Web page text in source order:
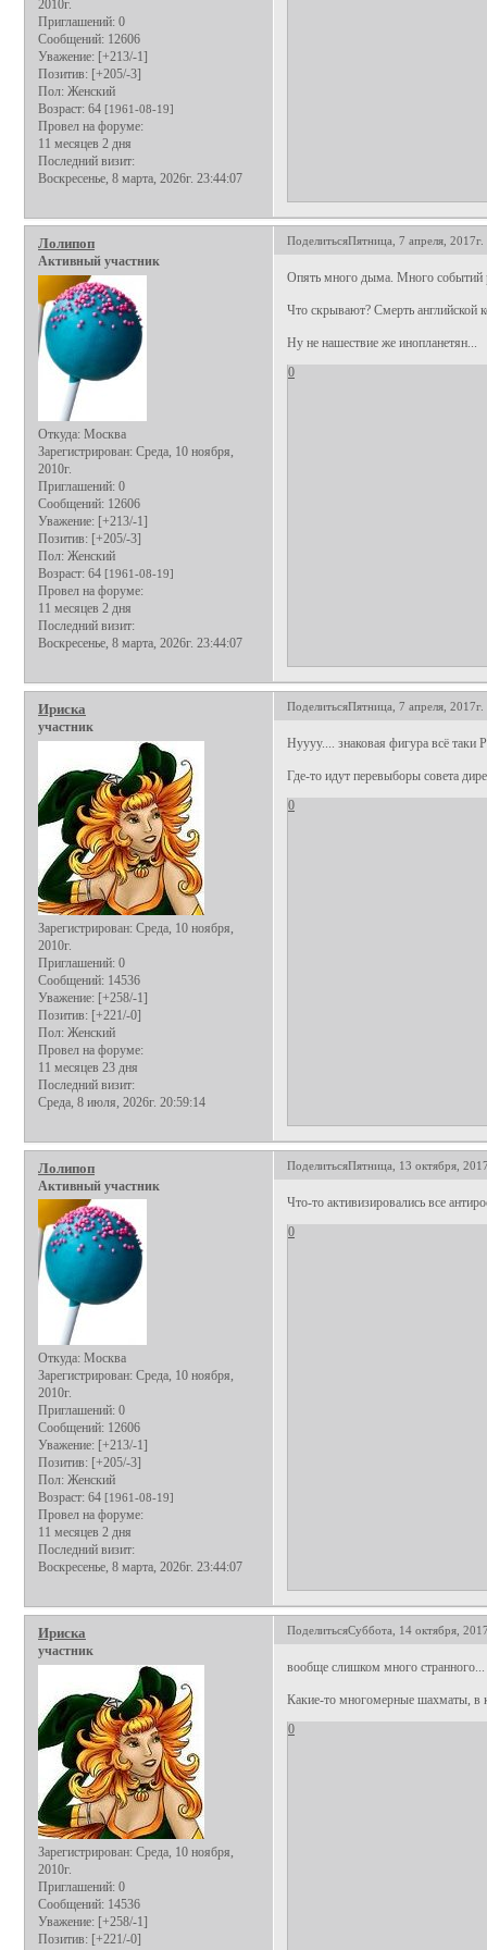
2010г.
Приглашений: 0
Сообщений: 12606
Уважение: [+213/-1]
Позитив: [+205/-3]
Пол: Женский
Возраст: 64 [1961-08-19]
Провел на форуме:
11 месяцев 2 дня
Последний визит:
Воскресенье, 8 марта, 2026г. 23:44:07
ПоделитьсяПятница, 7 апреля,
Лолипоп
Активный участник
Откуда: Москва
Зарегистрирован: Среда, 10 ноября,
2010г.
Приглашений: 0
Сообщений: 12606
Уважение: [+213/-1]
Позитив: [+205/-3]
Пол: Женский
Возраст: 64 [1961-08-19]
Провел на форуме:
11 месяцев 2 дня
Последний визит:
Воскресенье, 8 марта, 2026г. 23:44:07
Опять много дыма. Много событий
Что скрывают? Смерть английской
Ну не нашествие же инопланетян...
0
ПоделитьсяПятница, 7 апреля,
Ириска
участник
Зарегистрирован: Среда, 10 ноября,
2010г.
Приглашений: 0
Сообщений: 14536
Уважение: [+258/-1]
Позитив: [+221/-0]
Пол: Женский
Провел на форуме:
11 месяцев 23 дня
Последний визит:
Среда, 8 июля, 2026г. 20:59:14
Нуууу.... знаковая фигура всё таки
Где-то идут перевыборы совета
0
ПоделитьсяПятница, 13 октября,
Лолипоп
Активный участник
Откуда: Москва
Зарегистрирован: Среда, 10 ноября,
2010г.
Приглашений: 0
Сообщений: 12606
Уважение: [+213/-1]
Позитив: [+205/-3]
Пол: Женский
Возраст: 64 [1961-08-19]
Провел на форуме:
11 месяцев 2 дня
Последний визит:
Воскресенье, 8 марта, 2026г. 23:44:07
Что-то активизировались все
0
ПоделитьсяСуббота, 14 октября,
Ириска
участник
Зарегистрирован: Среда, 10 ноября,
2010г.
Приглашений: 0
Сообщений: 14536
Уважение: [+258/-1]
Позитив: [+221/-0]
вообще слишком много
Какие-то многомерные шахматы, в
0